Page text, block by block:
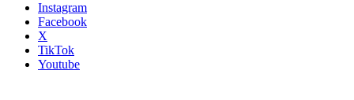
Instagram
Facebook
X
TikTok
Youtube